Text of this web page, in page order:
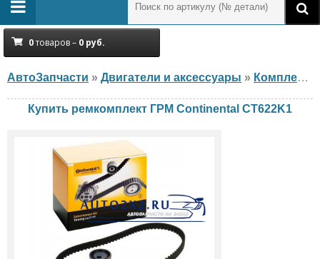
0товаров – 0 руб.
АвтоЗапчасти » Двигатели и аксессуары » Комплект ГРМ
Купить ремкомплект ГРМ Continental CT622K1